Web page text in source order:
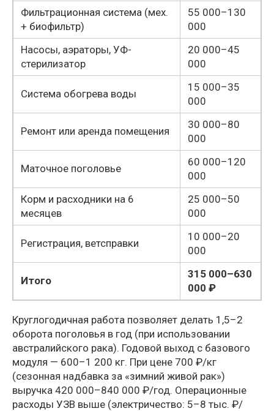
Фильтрационная система (мех.
+ биофильтр)
55 000–130
000
Насосы, аэраторы, УФ-
стерилизатор
20 000–45
000
Система обогрева воды
15 000–35
000
Ремонт или аренда помещения
30 000–80
000
Маточное поголовье
60 000–120
000
Корм и расходники на 6
месяцев
25 000–50
000
Регистрация, ветсправки
10 000–20
000
Итого
315 000–630
000 ₽
Круглогодичная работа позволяет делать 1,5–2
оборота поголовья в год (при использовании
австралийского рака). Годовой выход с базового
модуля — 600–1 200 кг. При цене 700 ₽/кг
(сезонная надбавка за «зимний живой рак»)
выручка 420 000–840 000 ₽/год. Операционные
расходы УЗВ выше (электричество: 5–8 тыс. ₽/